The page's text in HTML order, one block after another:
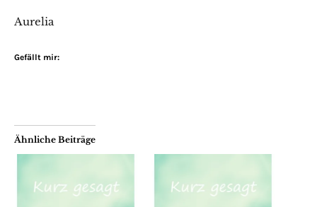
Aurelia
Gefällt mir:
Ähnliche Beiträge